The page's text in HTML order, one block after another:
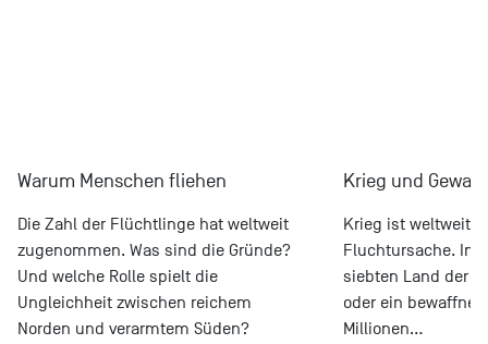
Warum Menschen fliehen
Die Zahl der Flüchtlinge hat weltweit
zugenommen. Was sind die Gründe?
Und welche Rolle spielt die
Ungleichheit zwischen reichem
Norden und verarmtem Süden?
Krieg und Gewalt
Krieg ist weltweit
Fluchtursache. In
siebten Land der
oder ein
Millionen…